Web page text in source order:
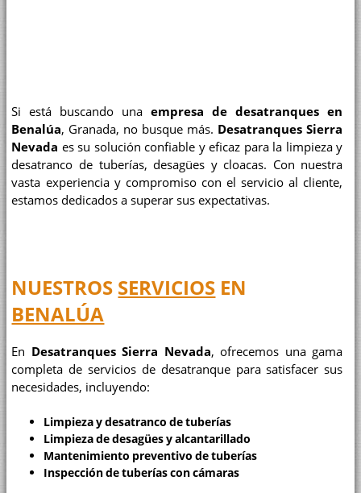
Si está buscando unaempresa de desatranques en
Benalúa, Granada, no busque más. Desatranques Sierra
Nevada es su solución confiable y eficaz para la limpieza y
desatranco de tuberías, desagües y cloacas. Con nuestra
vasta experiencia y compromiso con el servicio al cliente,
estamos dedicados a superar sus expectativas.
NUESTROS SERVICIOS EN
BENALÚA
En Desatranques Sierra Nevada, ofrecemos una gama
completa de servicios de desatranque para satisfacer sus
necesidades, incluyendo:
Limpieza y desatranco de tuberías
Limpieza de desagües y alcantarillado
Mantenimiento preventivo de tuberías
Inspección de tuberías con cámaras